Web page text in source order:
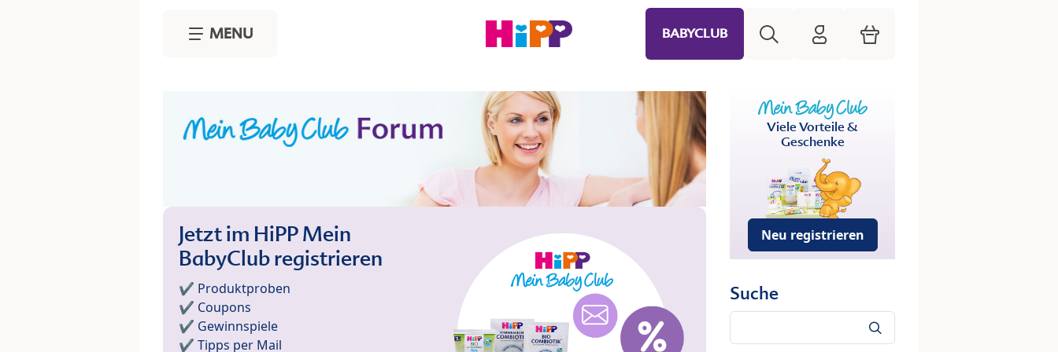
MENU BABYCLUB HiPP Mein Babyclub
Warenkorb
Jetzt im HiPP Mein
BabyClub registrieren
✔️ Produktproben
✔️ Coupons
✔️ Gewinnspiele
✔️ Tipps per Mail
Viele Vorteile &
Geschenke
Neu registrieren
Suche